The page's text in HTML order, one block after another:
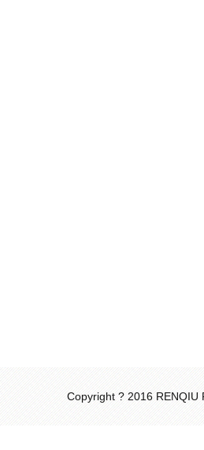
Copyright ? 2016 RENQIU